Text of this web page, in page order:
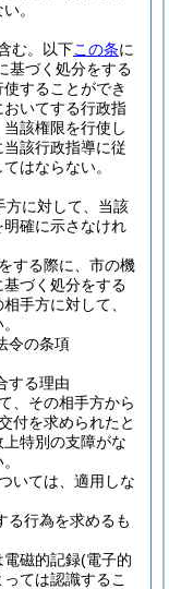
。
む。以下この条に
基づく処分をする
することができ
いてする行政指
該権限を行使し
該行政指導に従
はならない。
方に対して、当該
確に示さなけれ
する際に、市の機
づく処分をする
手方に対して、
令の条項
する理由
、その相手方から
付を求められたと
特別の支障がな
いては、適用しな
る行為を求めるも
電磁的記録(電子的
ては認識するこ